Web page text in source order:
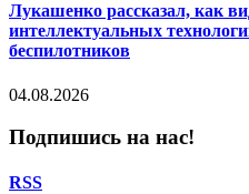
Лукашенко рассказал, как
интеллектуальных
беспилотников
04.08.2026
Подпишись на нас!
RSS